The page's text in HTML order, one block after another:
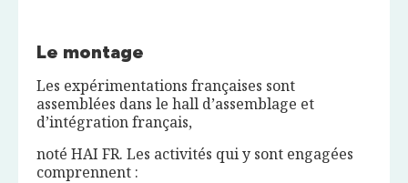
Le montage
Les expérimentations françaises sont
assemblées dans le hall d’assemblage et
d’intégration français,
noté HAI FR. Les activités qui y sont engagées
comprennent :